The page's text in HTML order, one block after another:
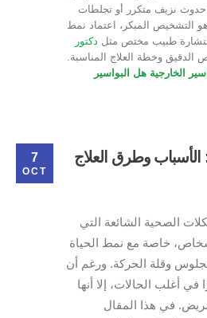
نزيف متكرر أو تجلطات
التشخيص المبكر، اعتماد نمط
طبيب مختص مثل دكتور
وخطة العلاج المناسبة.
الخارجية هل البواسير
7
OCT
الأسباب وطرق العلاج
الصحية الشائعة التي
خاصة مع نمط الحياة
وقلة الحركة. ورغم أن
أغلب الحالات، إلا أنها
في هذا المقال